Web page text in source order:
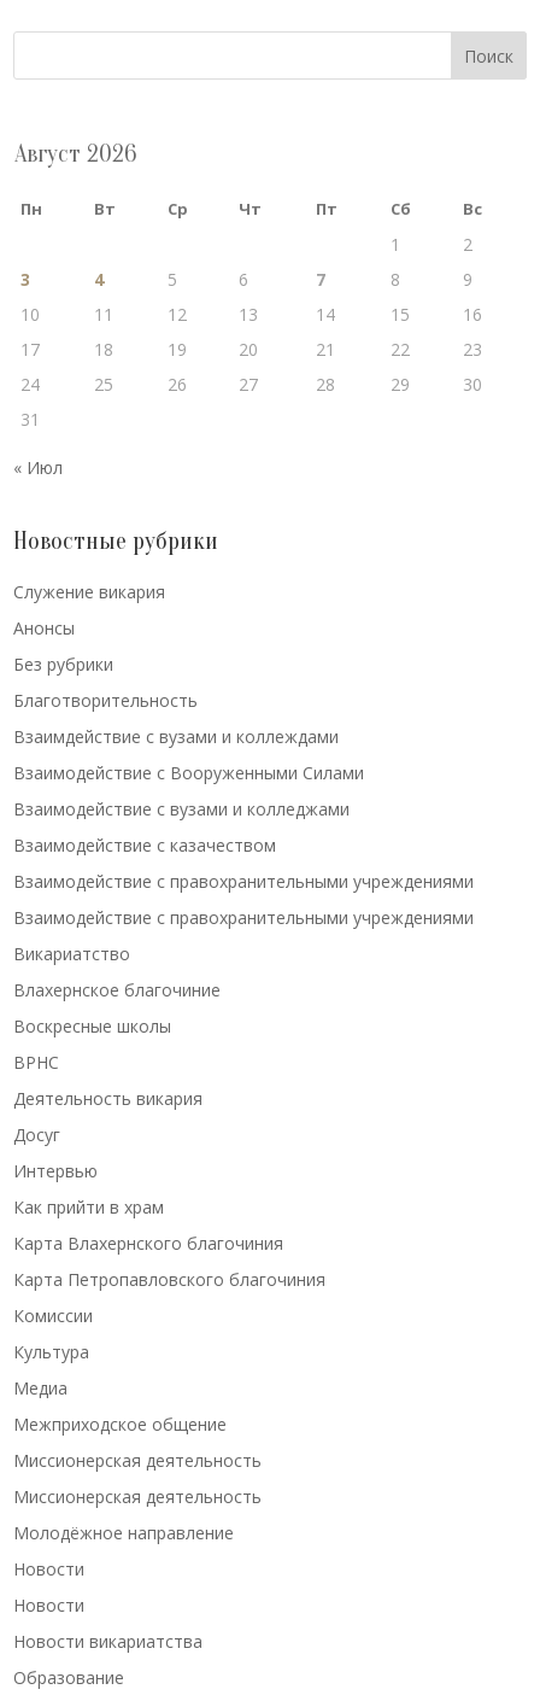
Поиск
Август 2026
Пн Вт Ср Чт Пт Сб Вс
1
2
3
4 5 6 7 8
9
10
11 12 13 14 15
16
17
18 19 20 21 22
23
24
25 26 27 28 29
30
31
« Июл
Новостные рубрики
Cлужение викария
Анонсы
Без рубрики
Благотворительность
Взаимдействие с вузами и коллеждами
Взаимодействие с Вооруженными Силами
Взаимодействие с вузами и колледжами
Взаимодействие с казачеством
Взаимодействие с правохранительными учреждениями
Взаимодействие с правохранительными учреждениями
Викариатство
Влахернское благочиние
Воскресные школы
ВРНС
Деятельность викария
Досуг
Интервью
Как прийти в храм
Карта Влахернского благочиния
Карта Петропавловского благочиния
Комиссии
Культура
Медиа
Межприходское общение
Миссионерская деятельность
Миссионерская деятельность
Молодёжное направление
Новости
Новости
Новости викариатства
Образование